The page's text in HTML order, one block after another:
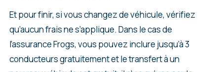
Et pour finir, si vous changez de véhicule, vérifiez
qu’aucun frais ne s’applique. Dans le cas de
l’assurance Frogs, vous pouvez inclure jusqu’à 3
conducteurs gratuitement et le transfert à un